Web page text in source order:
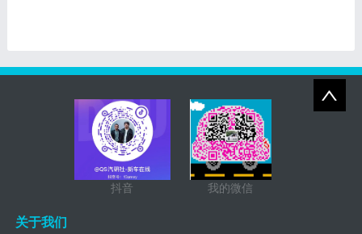
抖音 我的微信
关于我们